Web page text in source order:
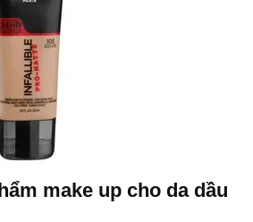
make up cho da dầu